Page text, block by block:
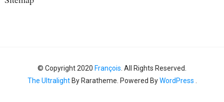
© Copyright 2020 François. All Rights Reserved.
The UltralightBy Raratheme. Powered ByWordPress .